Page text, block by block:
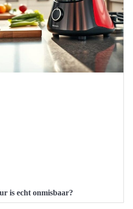
is echt onmisbaar?